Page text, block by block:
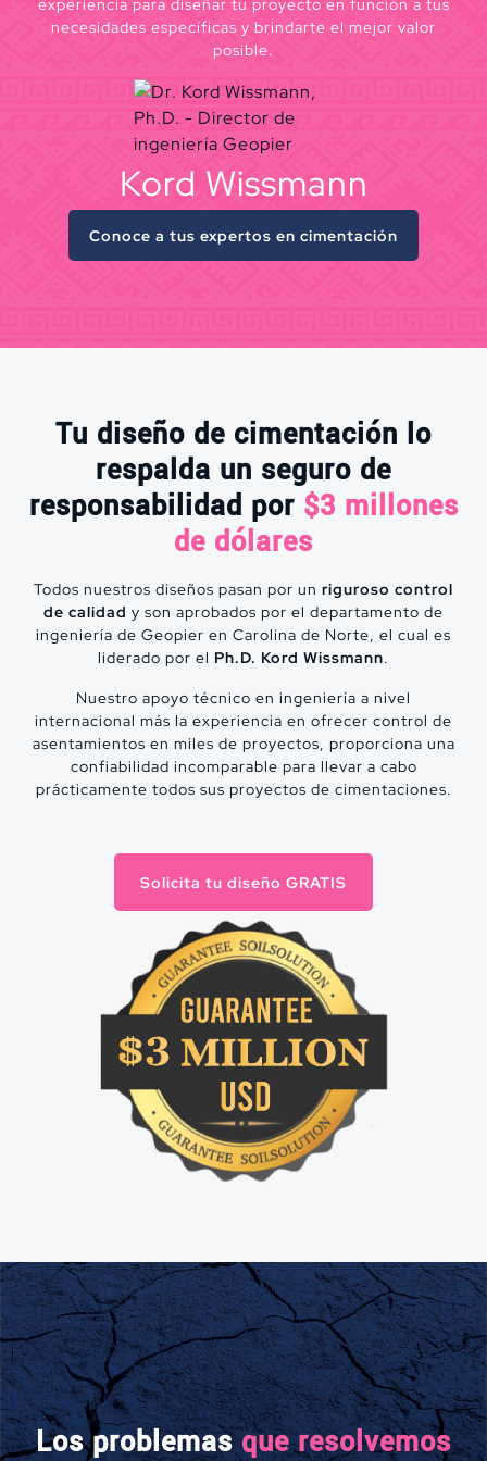
experiencia para diseñar tu proyecto en función a tus
necesidades específicas y brindarte el mejor valor
posible.
Kord Wissmann
Conoce a tus expertos en cimentación
Lo único que hacemos
son Columnas de Grava
A diferencia de nuestros
competidores que hacen
muchas cosas, pocas veces;
nosotros hacemos una sola cosa
y lo hemos hecho miles de
veces. Somos especialistas en el
diseño y construcción de
Columnas de Grava
inclusiones rígidas, inyecciones,
cimentaciones profundas, ni
+40,000
Proyectos diseñados en todo el mundo
+13,000
Obras construidas con nuestros
sistemas en todo el mundo
Países donde tenemos presencia
+30 años
De metodología probada
Tu diseño de cimentación lo
respalda un seguro de
responsabilidad por $3 millones
de dólares
Todos nuestros diseños pasan por un riguroso control
de calidad y son aprobados por el departamento de
ingeniería de Geopier en Carolina de Norte, el cual es
liderado por el Ph.D. Kord Wissmann.
Nuestro apoyo técnico en ingeniería a nivel
internacional más la experiencia en ofrecer control de
asentamientos en miles de proyectos, proporciona una
confiabilidad incomparable para llevar a cabo
prácticamente todos sus proyectos de cimentaciones.
Solicita tu diseño GRATIS
Los problemasque resolvemos